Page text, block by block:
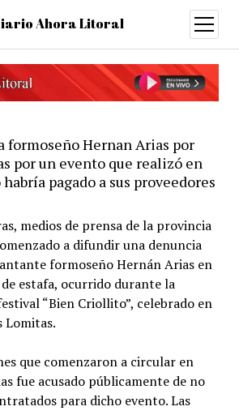
Ahora Litoral
open
menu
formoseño Hernan Arias por
por un evento que realizó en
pagado a sus proveedores
medios de prensa de la provincia
a difundir una denuncia
formoseño Hernán Arias en
estafa, ocurrido durante la
“Bien Criollito”, celebrado en
Lomitas.
que comenzaron a circular en
fue acusado públicamente de no
para dicho evento. Las